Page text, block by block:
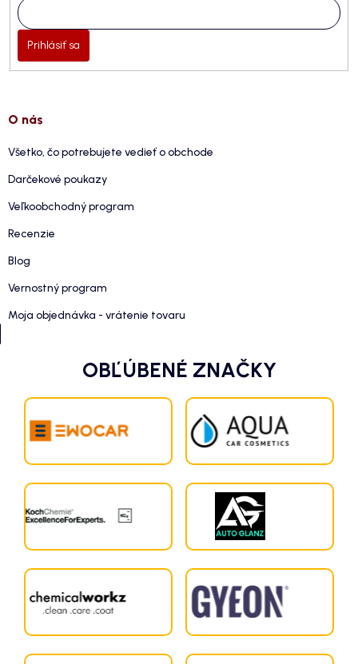
Prihlásiť sa
O nás
Všetko, čo potrebujete vedieť o obchode
Darčekové poukazy
Veľkoobchodný program
Recenzie
Blog
Vernostný program
Moja objednávka - vrátenie tovaru
OBĽÚBENÉ ZNAČKY